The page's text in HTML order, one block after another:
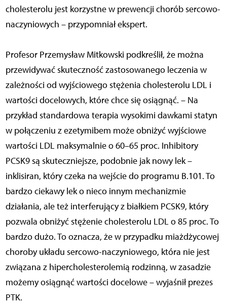
cholesterolu jest korzystne w prewencji chorób sercowo-
naczyniowych – przypomniał ekspert.
Profesor Przemysław Mitkowski podkreślił, że można
przewidywać skuteczność zastosowanego leczenia w
zależności od wyjściowego stężenia cholesterolu LDL i
wartości docelowych, które chce się osiągnąć. – Na
przykład standardowa terapia wysokimi dawkami statyn
w połączeniu z ezetymibem może obniżyć wyjściowe
wartości LDL maksymalnie o 60–65 proc. Inhibitory
PCSK9 są skuteczniejsze, podobnie jak nowy lek –
inklisiran, który czeka na wejście do programu B.101. To
bardzo ciekawy lek o nieco innym mechanizmie
działania, ale też interferujący z białkiem PCSK9, który
pozwala obniżyć stężenie cholesterolu LDL o 85 proc. To
bardzo dużo. To oznacza, że w przypadku miażdżycowej
choroby układu sercowo-naczyniowego, która nie jest
związana z hipercholesterolemią rodzinną, w zasadzie
możemy osiągnąć wartości docelowe – wyjaśnił prezes
PTK.